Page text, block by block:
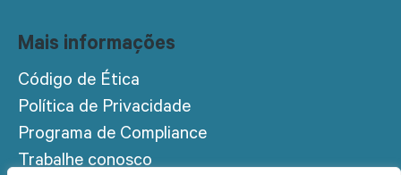
Mais informações
Código de Ética
Política de Privacidade
Programa de Compliance
Trabalhe conosco